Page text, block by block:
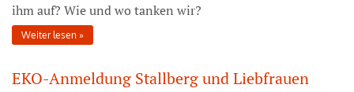
ihm auf? Wie und wo tanken wir?
Weiter lesen
EKO-Anmeldung Stallberg und Liebfrauen